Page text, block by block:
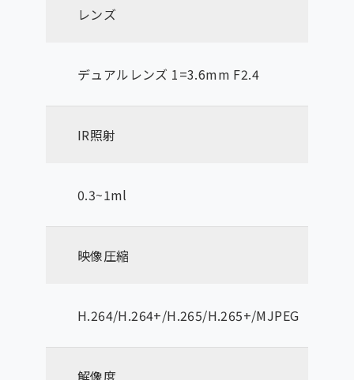
レンズ
デュアルレンズ 1=3.6mm F2.4
IR照射
0.3~1ml
映像圧縮
H.264/H.264+/H.265/H.265+/MJPEG
解像度